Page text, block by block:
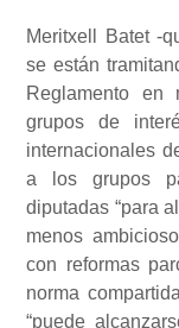
Meritxell Batet -
se están
Reglamento en
grupos de
internacionales
a los grupos
diputadas “para
menos
con reformas
norma
“puede